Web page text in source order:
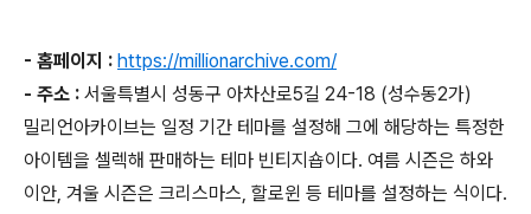
- 홈페이지 : https://millionarchive.com/
- 주소 : 서울특별시 성동구 아차산로5길 24-18 (성수동2가)
밀리언아카이브는 일정 기간 테마를 설정해 그에 해당하는 특정한
아이템을 셀렉해 판매하는 테마 빈티지숍이다. 여름 시즌은 하와
이안, 겨울 시즌은 크리스마스, 할로윈 등 테마를 설정하는 식이다.